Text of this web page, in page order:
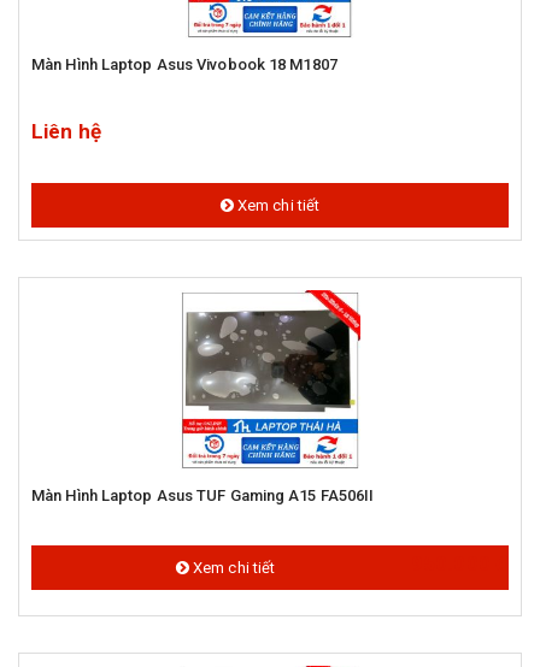
Màn Hình Laptop Asus Vivobook 18 M1807
Liên hệ
Xem chi tiết
Màn Hình Laptop Asus TUF Gaming A15 FA506II
Xem chi tiết